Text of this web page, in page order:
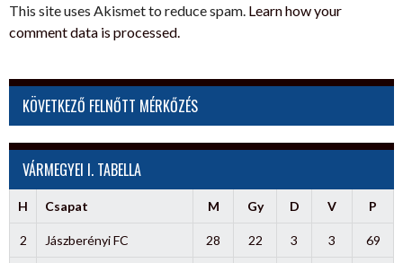
This site uses Akismet to reduce spam. Learn how your
comment data is processed.
KÖVETKEZŐ FELNŐTT MÉRKŐZÉS
VÁRMEGYEI I. TABELLA
H Csapat M Gy D V P
2 Jászberényi FC 28 22 3 3 69